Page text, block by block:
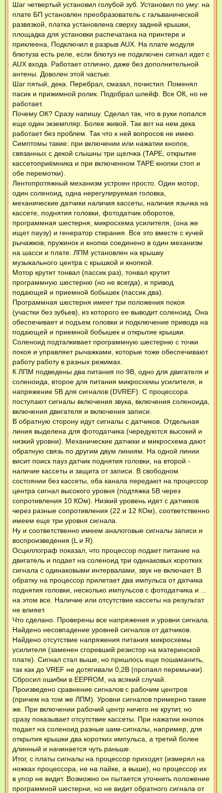
Шаг четвертый установил голубой зуб. Установил по уму: на
плате БП установлен преобразователь с гальванической
развязкой, платка установлена сверху задней крышки,
площадка для установки распечатана на принтере и
приклеена, Подключил в разрыв AUX. На плате модуля
блютуза есть реле, если блютуз не подключен сигнал идет с
AUX входа. Работает отлично, даже без дополнительной
антены. Доволен этой частью.
Шаг пятый, дека. Перебрал, смазал, почистил. Поменял
пасик и прижимной ролик. Подобрал шлейф. Все ОК, но не
работает.
Почему ОК? Сразу напишу. Сделал так, что в руки попался
еще один экземпляр. Более живой. Так вот на нем дека
работает без проблем. Так что к ней вопросов не имею.
Симптомы такие: при включении или нажатии кнопок,
связанных с декой слышны три щелчка (TAPE, открытие
кассетоприёмника и при включенном TAPE кнопки стоп и
обе перемотки).
Лентопротяжный механизм устроен просто. Один мотор,
один соленоид, одна нерегулируемая головка,
механические датчики наличия кассеты, наличия язычка на
кассете, поднятия головки, фотодатчик оборотов,
программная шестерня, микросхема усилителя, (она же
ищет паузу) и генератор стирания. Все это вместе с кучей
рычажков, пружинок и кнопки соединено в один механизм
на шасси и плате. ЛПМ установлен на крышку
музыкального центра с крышкой и кнопкой.
Мотор крутит тонвал (пассик раз), тонвал крутит
программную шестерню (но не всегда), и привод
подающей и приемной бобышек (пассик два).
Программная шестерня имеет три положения покоя
(участки без зубьев), из которого ее выводит соленоид. Она
обеспечивает и подъем головки и подключение привода на
подающей и приемной бобышек и открытие крышки.
Соленоид подталкивает программную шестерню с точки
покоя и управляет рычажками, которые тоже обеспечивают
работу работу в разных режимах.
К ЛПМ подведены два питания по 9В, одно для двигателя и
соленоида, второе для питания микросхемы усилителя, и
напряжение 5В для сигналов (DVREF). С процессора
поступают сигналы включения звука, включения соленоида,
включения двигателя и включения записи.
В обратную сторону идут сигналы с датчиков. Отдельная
линия выделена для фотодатчика (чередуются высокий и
низкий уровни). Механические датчики и микросхема дают
обратную связь по другим двум линиям. На одной линии
висит поиск пауз датчик поднятия головки, на второй -
наличие кассеты и защита от записи. В свободном
состоянии без кассеты, оба канала передают на процессор
центра сигнал высокого уровня (подтяжка 5В через
сопротивления 10 КОм). Низкий уровень идет с датчиков
через разные сопротивления (22 и 12 КОм), соответственно
имеем еще три уровня сигнала.
Ну и соответственно имеем аналоговые сигналы записи и
воспроизведения (L и R).
Осциллограф показал, что процессор подает питание на
двигатель и подает на соленоид три одинаковых коротких
сигнала с одинаковыми интервалами, звук не включает. В
обратку на процессор прилетает два импульса от датчика
поднятия головки, несколько импульсов с фотодатчика и ...
на этом все. Наличие или отсутствие кассеты на результат
не влияет.
Что сделано. Проверены все напряжения и уровни сигнала.
Найдено несовпадение уровней сигналов от датчиков.
Найдено отсутствие напряжения питания микросхемы
усилителя (заменен сгоревший резистор на материнской
плате). Сигнал стал выше, но пришлось еще пошаманить,
так как до VREF не дотягивали 0,2В (пропаял перемычки).
Сбросил ошибки в EEPROM, на всякий случай.
Произведено сравнение сигналов с рабочим центров
(причем на том же ЛПМ). Уровни сигналов примерно такие
же. При включении рабочий центр ничего не крутит, но
сразу показывает отсутствие кассеты. При нажатии кнопок
подает на соленоид разные шим-сигналы, например, для
открытия крышки два коротких импульса, а третий более
длинный и начинается чуть раньше.
Итог, с платы сигналы на процессор приходят (измерял на
ножках процессора, не на пайке, а выше), но процессор их
в упор не видит. Возможно он пытается уточнить положение
программной шестерни, но не видит обратного сигнала от